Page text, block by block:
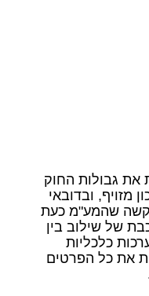
גבולות החוק
מזויף, ובדובאי
שהמע"מ כעת
של שילוב בין
כלכליות
את כל הפרטים